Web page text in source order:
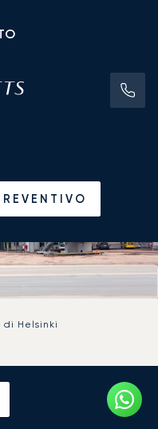
di Helsinki
per
Helsinki